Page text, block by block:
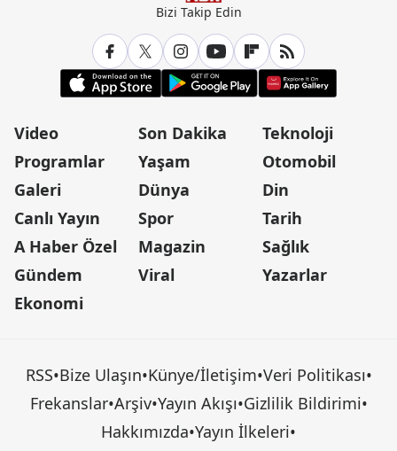
Bizi Takip Edin
Video
Programlar
Galeri
Canlı Yayın
A Haber Özel
Gündem
Ekonomi
Son Dakika
Yaşam
Dünya
Spor
Magazin
Viral
Teknoloji
Otomobil
Din
Tarih
Sağlık
Yazarlar
RSS•Bize Ulaşın•Künye/İletişim•Veri Politikası•
Frekanslar•Arşiv•Yayın Akışı•Gizlilik Bildirimi•
Hakkımızda•Yayın İlkeleri•